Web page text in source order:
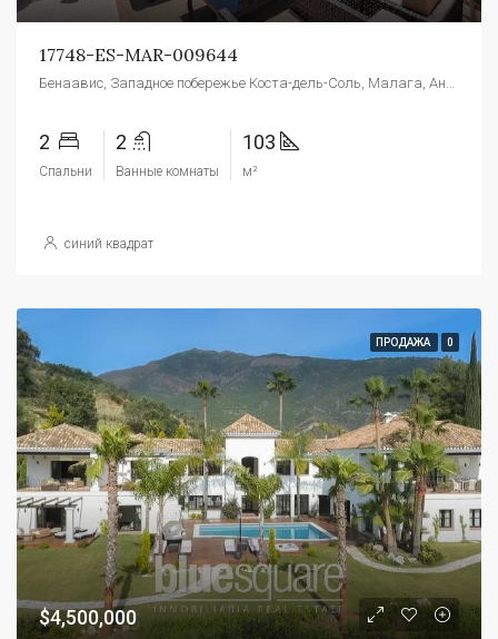
17748-ES-MAR-009644
Бенаавис, Западное побережье Коста-дель-Соль, Малага, Андалусия, 29679, Испания
2
Спальни
2
Ванные комнаты
103
м²
синий квадрат
ПРОДАЖА 0
$4,500,000